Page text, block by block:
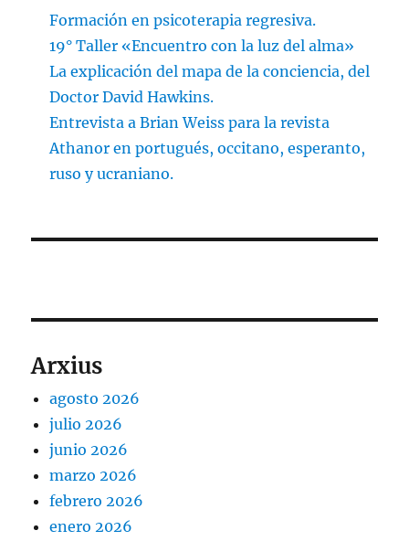
Formación en psicoterapia regresiva.
19° Taller «Encuentro con la luz del alma»
La explicación del mapa de la conciencia, del
Doctor David Hawkins.
Entrevista a Brian Weiss para la revista
Athanor en portugués, occitano, esperanto,
ruso y ucraniano.
Arxius
agosto 2026
julio 2026
junio 2026
marzo 2026
febrero 2026
enero 2026